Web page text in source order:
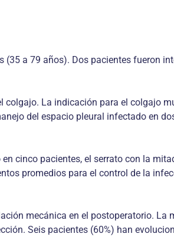
a 79 años). Dos pacientes fueron
La indicación para el colgajo
del espacio pleural infectado en
cinco pacientes, el serrato con la
promedios para el control de la
mecánica en el postoperatorio. La
Seis pacientes (60%) han